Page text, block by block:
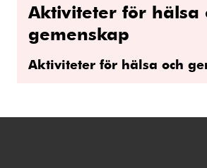
Aktiviteter för hälsa
gemenskap
Aktiviteter för hälsa och